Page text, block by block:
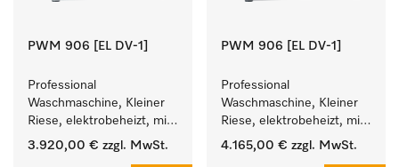
PWM 906 [EL DV-1]
Professional
Waschmaschine, Kleiner
Riese, elektrobeheizt, mit
Ablaufventil und
3.920,00 € zzgl. MwSt.
PWM 906 [EL DV-1]
Professional
Waschmaschine, Kleiner
Riese, elektrobeheizt, mit
Ablaufventil und
4.165,00 € zzgl. MwSt.